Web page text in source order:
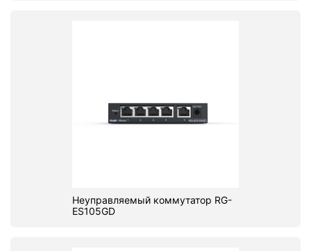
Неуправляемый коммутатор RG-
ES105GD